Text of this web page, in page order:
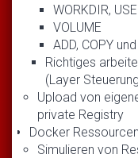
WORKDIR,
VOLUME
ADD, COPY
Richtiges
(Layer
Upload von
private Registry
Docker
Simulieren von